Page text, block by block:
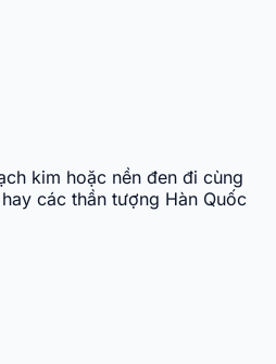
kim hoặc nền đen đi cùng
các thần tượng Hàn Quốc